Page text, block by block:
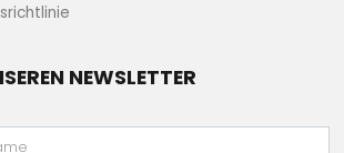
NEWSLETTER